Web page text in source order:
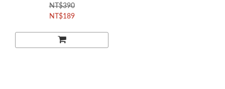
灰（日拋/10片裝）
NT$390
NT$189